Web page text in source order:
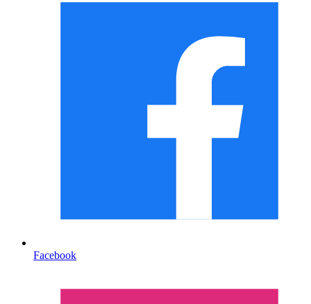
Facebook